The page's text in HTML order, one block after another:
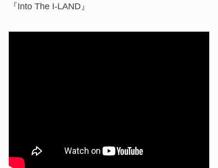
『Into The I-LAND』